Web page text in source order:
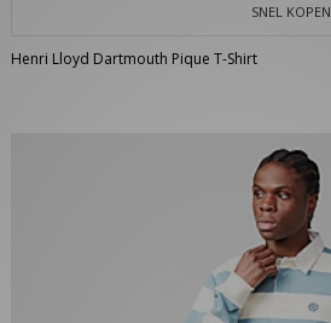
SNEL KOPEN
Henri Lloyd Dartmouth Pique T-Shirt